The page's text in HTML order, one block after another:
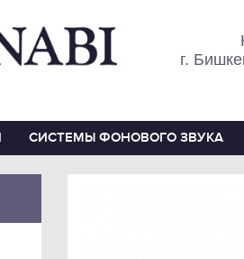
г.
СИСТЕМЫ ФОНОВОГО ЗВУКА